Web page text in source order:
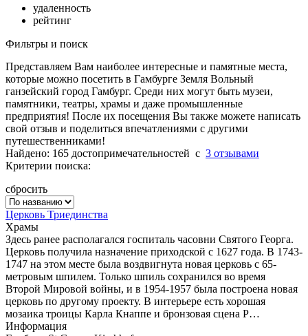
удаленность
рейтинг
Фильтры и поиск
Представляем Вам наиболее интересные и памятные места,
которые можно посетить в Гамбурге Земля Вольный
ганзейский город Гамбург. Среди них могут быть музеи,
памятники, театры, храмы и даже промышленные
предприятия! После их посещения Вы также можете написать
свой отзыв и поделиться впечатлениями с другими
путешественниками!
Найдено: 165 достопримечательностей c 3 отзывами
Критерии поиска:
сбросить
Церковь Триединства
Храмы
Здесь ранее располагался госпиталь часовни Святого Георга.
Церковь получила назначение приходской с 1627 года. В 1743-
1747 на этом месте была воздвигнута новая церковь с 65-
метровым шпилем. Только шпиль сохранился во время
Второй Мировой войны, и в 1954-1957 была построена новая
церковь по другому проекту. В интерьере есть хорошая
мозаика троицы Карла Кнаппе и бронзовая сцена Р…
Информация